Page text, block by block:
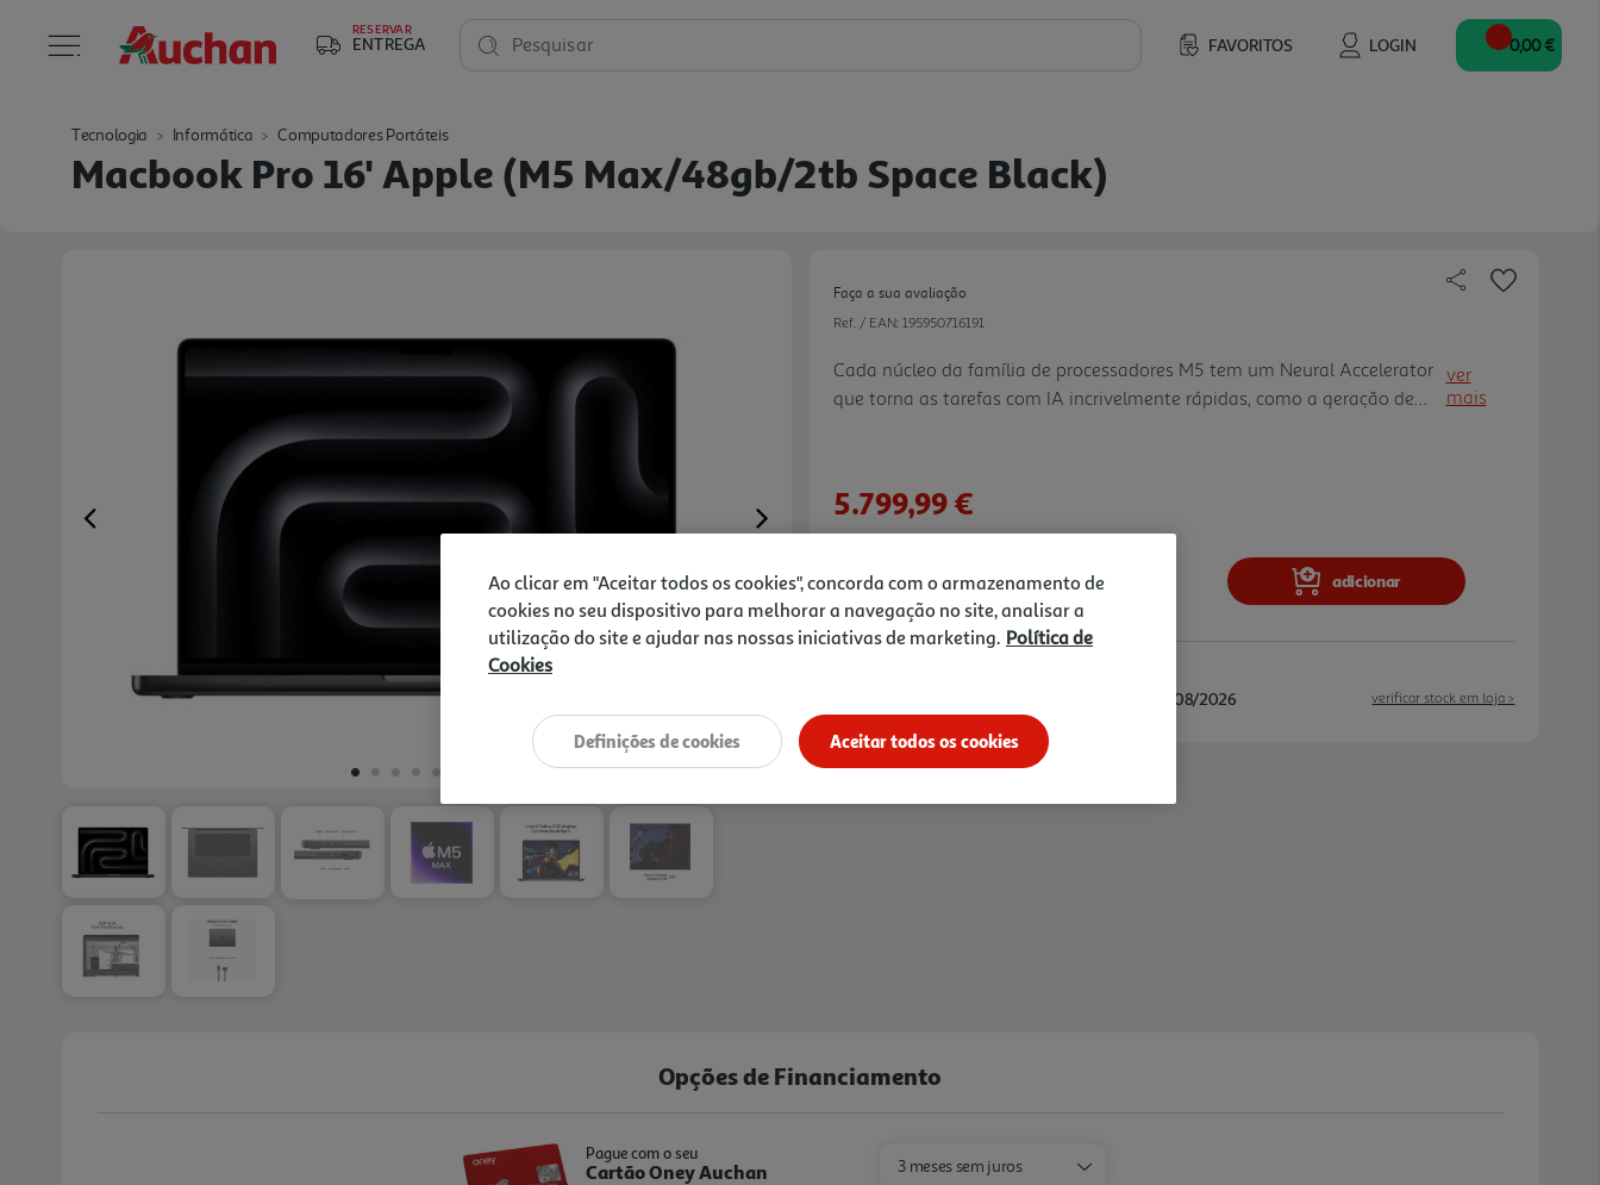
RESERVAR
ENTREGA FAVORITOS LOGIN
Pesquisar 0,00 €
Tecnologia Informática Computadores Portáteis
Macbook Pro 16' Apple (m5 Max/48gb/2tb Space Black)
Previous Next
Faça a sua avaliação
Ref. / EAN: 195950716191
Cada núcleo da família de proces­sadores M5 tem um Neural Accelerator
que torna as tarefas com IA incrivelmente rápidas, como a geração de
Apple Intelligence.
ver
mais
5.799,99 €
adicionar
verificar stock em loja >
21/08/2026 e 24/08/2026
Opções de Financiamento
Pague com o seu
Cartão Oney Auchan 3 meses sem juros
Ao clicar em "Aceitar todos os cookies", concorda com o armazenamento de
cookies no seu dispositivo para melhorar a navegação no site, analisar a
utilização do site e ajudar nas nossas iniciativas de marketing. Política de
Cookies
Aceitar todos os cookies
Definições de cookies